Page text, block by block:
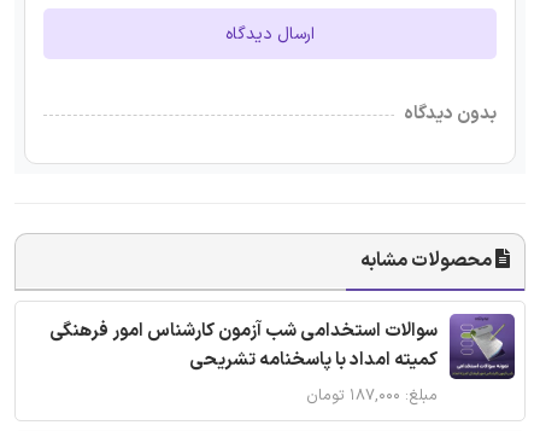
ارسال دیدگاه
بدون دیدگاه
محصولات مشابه
سوالات استخدامی شب آزمون کارشناس امور فرهنگی
کمیته امداد با پاسخنامه تشریحی
مبلغ: ۱۸۷,۰۰۰ تومان